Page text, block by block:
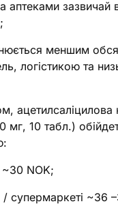
аптеками зазвичай
меншим
логістикою та
ацетилсаліцилова
мг, 10 табл.)
~30 NOK;
/ супермаркеті ~36